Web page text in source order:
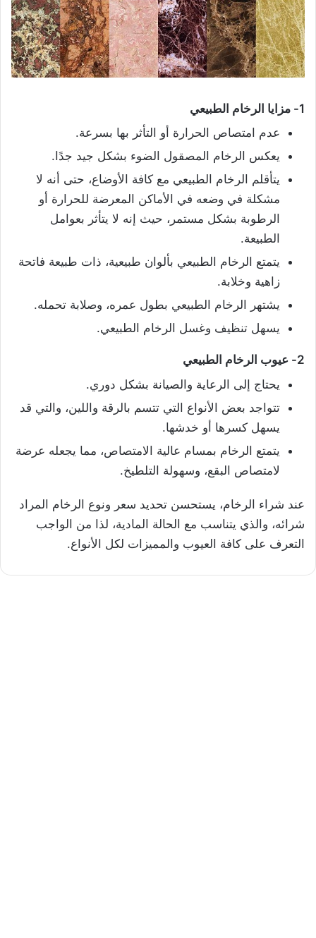
1- مزايا الرخام الطبيعي
عدم امتصاص الحرارة أو التأثر بها بسرعة.
يعكس الرخام المصقول الضوء بشكل جيد جدًا.
يتأقلم الرخام الطبيعي مع كافة الأوضاع، حتى أنه لا
مشكلة في وضعه في الأماكن المعرضة للحرارة أو
الرطوبة بشكل مستمر، حيث إنه لا يتأثر بعوامل
الطبيعة.
يتمتع الرخام الطبيعي بألوان طبيعية، ذات طبيعة فاتحة
زاهية وخلابة.
يشتهر الرخام الطبيعي بطول عمره، وصلابة تحمله.
يسهل تنظيف وغسل الرخام الطبيعي.
2- عيوب الرخام الطبيعي
يحتاج إلى الرعاية والصيانة بشكل دوري.
تتواجد بعض الأنواع التي تتسم بالرقة واللين، والتي قد
يسهل كسرها أو خدشها.
يتمتع الرخام بمسام عالية الامتصاص، مما يجعله عرضة
لامتصاص البقع، وسهولة التلطيخ.
عند شراء الرخام، يستحسن تحديد سعر ونوع الرخام المراد
شرائه، والذي يتناسب مع الحالة المادية، لذا من الواجب
التعرف على كافة العيوب والمميزات لكل الأنواع.